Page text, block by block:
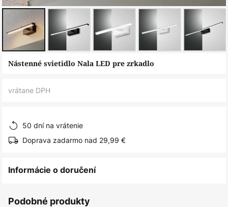
Preskočiť
Nástenné svietidlo Nala LED pre zrkadlo
vrátane DPH
50 dní na vrátenie
Doprava zadarmo nad 29,99 €
Informácie o doručení
Podobné produkty